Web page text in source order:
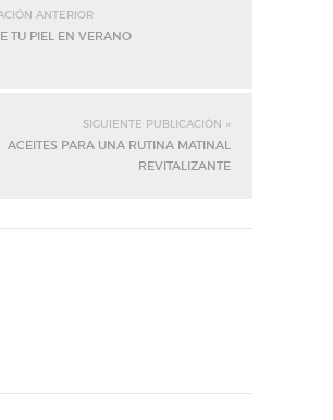
ANTERIOR
TU PIEL EN VERANO
SIGUIENTE PUBLICACIÓN »
ACEITES PARA UNA RUTINA MATINAL
REVITALIZANTE